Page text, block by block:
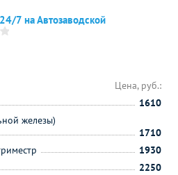
7 на Автозаводской
Цена, руб.:
1610
железы)
1710
1930
2250